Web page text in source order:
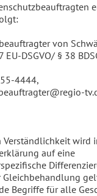
von
EU-DSGVO/ § 38
4444,
Verständlichkeit wird
auf eine
Gleichbehandlung
Begriffe für alle